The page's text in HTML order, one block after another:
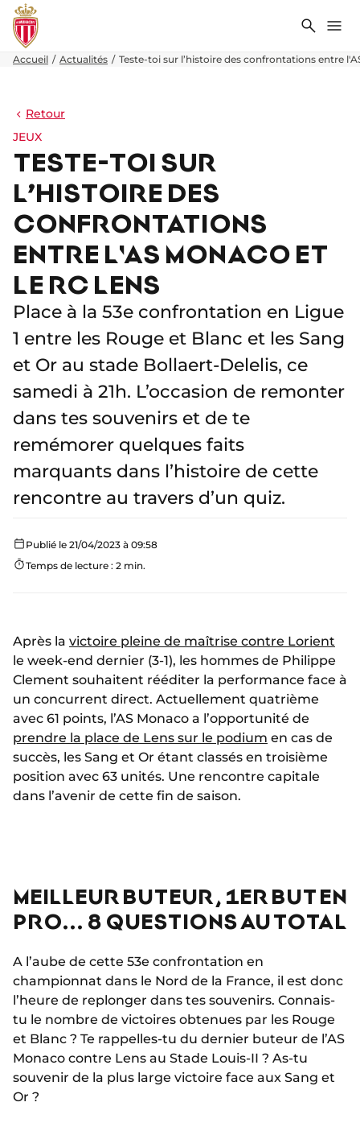
Accueil Actualités Teste-toi sur l’histoire des confrontations entre
Retour
JEUX
TESTE-TOI SUR
L’HISTOIRE DES
CONFRONTATIONS
ENTRE L'AS MONACO ET
LE RC LENS
Place à la 53e confrontation en Ligue
1 entre les Rouge et Blanc et les Sang
et Or au stade Bollaert-Delelis, ce
samedi à 21h. L’occasion de remonter
dans tes souvenirs et de te
remémorer quelques faits
marquants dans l’histoire de cette
rencontre au travers d’un quiz.
Publié le 21/04/2023 à 09:58
Temps de lecture : 2 min.
Après la victoire pleine de maîtrise contre Lorient
le week-end dernier (3-1), les hommes de Philippe
Clement souhaitent rééditer la performance face à
un concurrent direct. Actuellement quatrième
avec 61 points, l’AS Monaco a l’opportunité de
prendre la place de Lens sur le podium en cas de
succès, les Sang et Or étant classés en troisième
position avec 63 unités. Une rencontre capitale
dans l’avenir de cette fin de saison.
MEILLEUR BUTEUR, 1ER BUT EN
PRO... 8 QUESTIONS AU TOTAL
A l’aube de cette 53e confrontation en
championnat dans le Nord de la France, il est donc
l’heure de replonger dans tes souvenirs. Connais-
tu le nombre de victoires obtenues par les Rouge
et Blanc ? Te rappelles-tu du dernier buteur de l’AS
Monaco contre Lens au Stade Louis-II ? As-tu
souvenir de la plus large victoire face aux Sang et
Or ?